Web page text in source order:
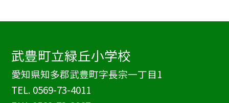
武豊町立緑丘小学校
愛知県知多郡武豊町字長宗一丁目1
TEL. 0569-73-4011